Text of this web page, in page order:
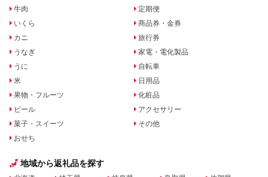
牛肉
いくら
カニ
うなぎ
うに
米
果物・フルーツ
ビール
菓子・スイーツ
おせち
定期便
商品券・金券
旅行券
家電・電化製品
自転車
日用品
化粧品
アクセサリー
その他
地域から返礼品を探す